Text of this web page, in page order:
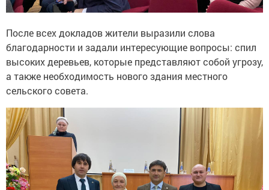
После всех докладов жители выразили слова
благодарности и задали интересующие вопросы: спил
высоких деревьев, которые представляют собой угрозу,
а также необходимость нового здания местного
сельского совета.